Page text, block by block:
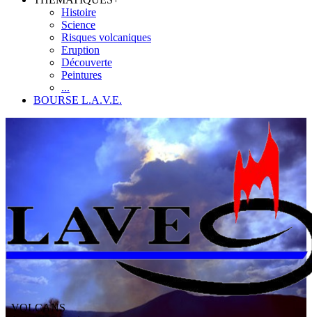
Histoire
Science
Risques volcaniques
Eruption
Découverte
Peintures
...
BOURSE L.A.V.E.
VOLCANS